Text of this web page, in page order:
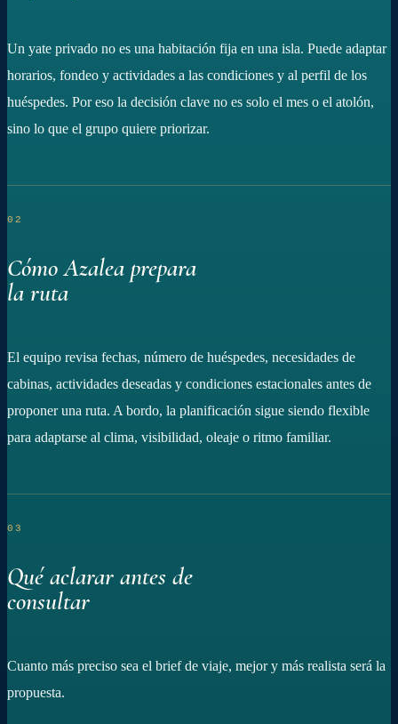
Un yate privado no es una habitación fija en una isla. Puede adaptar
horarios, fondeo y actividades a las condiciones y al perfil de los
huéspedes. Por eso la decisión clave no es solo el mes o el atolón,
sino lo que el grupo quiere priorizar.
02
Cómo Azalea prepara
la ruta
El equipo revisa fechas, número de huéspedes, necesidades de
cabinas, actividades deseadas y condiciones estacionales antes de
proponer una ruta. A bordo, la planificación sigue siendo flexible
para adaptarse al clima, visibilidad, oleaje o ritmo familiar.
03
Qué aclarar antes de
consultar
Cuanto más preciso sea el brief de viaje, mejor y más realista será la
propuesta.